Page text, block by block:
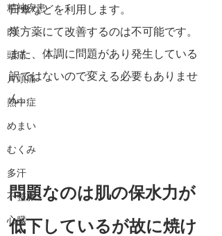
精神疾患
肉
頭痛
片頭痛
熱中症
めまい
むくみ
多汗
不整脈
心臓
日傘などを利用します。
漢方薬にて改善するのは不可能です。
また、体調に問題があり発生している
訳ではないので変える必要もありませ
ん。
問題なのは肌の保水力が
低下しているが故に焼け